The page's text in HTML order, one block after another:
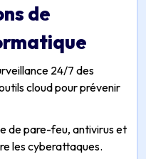
de
24/7 des
cloud pour prévenir
de pare-feu, antivirus et
les cyberattaques.